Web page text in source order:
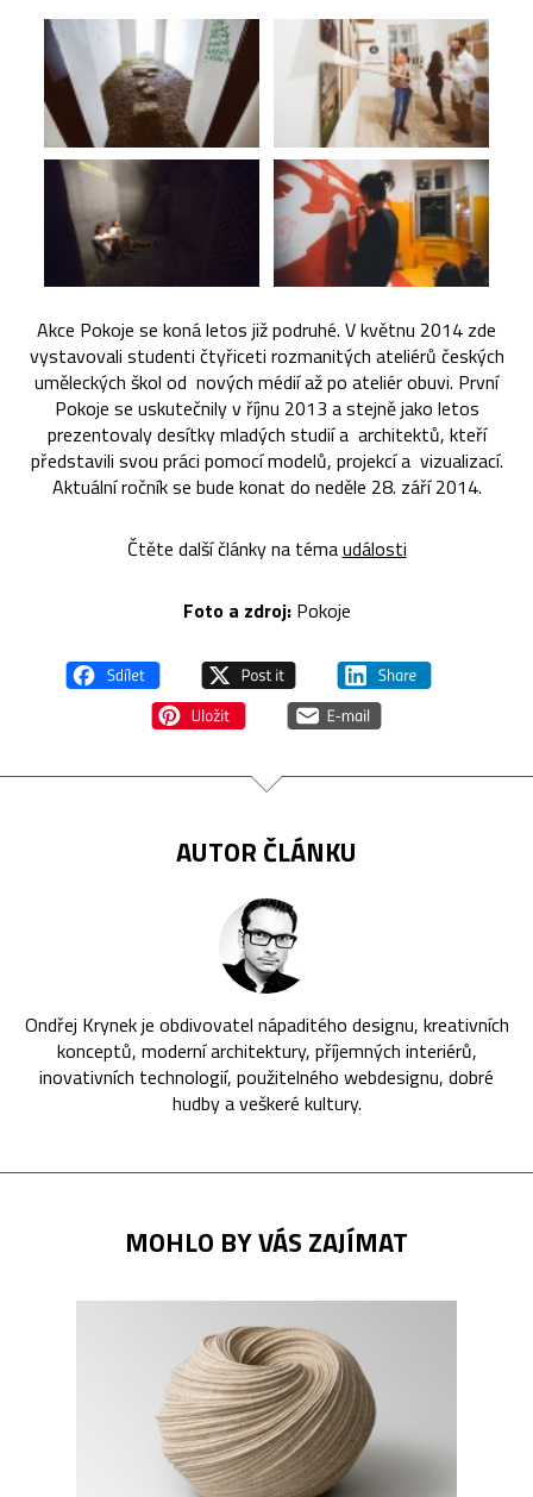
Akce Pokoje se koná letos již podruhé. V květnu 2014 zde
vystavovali studenti čtyřiceti rozmanitých ateliérů českých
uměleckých škol od nových médií až po ateliér obuvi. První
Pokoje se uskutečnily v říjnu 2013 a stejně jako letos
prezentovaly desítky mladých studií a architektů, kteří
představili svou práci pomocí modelů, projekcí a vizualizací.
Aktuální ročník se bude konat do neděle 28. září 2014.
Čtěte další články na témaudálosti
Foto a zdroj:Pokoje
AUTOR ČLÁNKU
Ondřej Krynek je obdivovatel nápaditého designu, kreativních
konceptů, moderní architektury, příjemných interiérů,
inovativních technologií, použitelného webdesignu, dobré
hudby a veškeré kultury.
MOHLO BY VÁS ZAJÍMAT